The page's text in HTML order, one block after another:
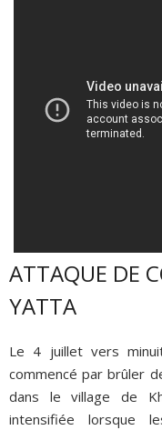
ATTAQUE DE
YATTA
Le 4 juillet vers
commencé par brûler
dans le village de
intensifiée lorsque